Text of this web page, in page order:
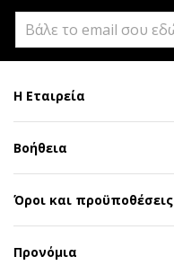
Η Εταιρεία
Βοήθεια
Όροι και προϋποθέσεις
Προνόμια